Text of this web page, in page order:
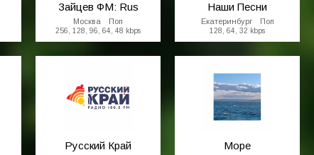
Зайцев ФМ: Rus
Москва Поп
256, 128, 96, 64, 48 kbps
Наши Песни
Екатеринбург Поп
128, 64, 32 kbps
Русский Край Море